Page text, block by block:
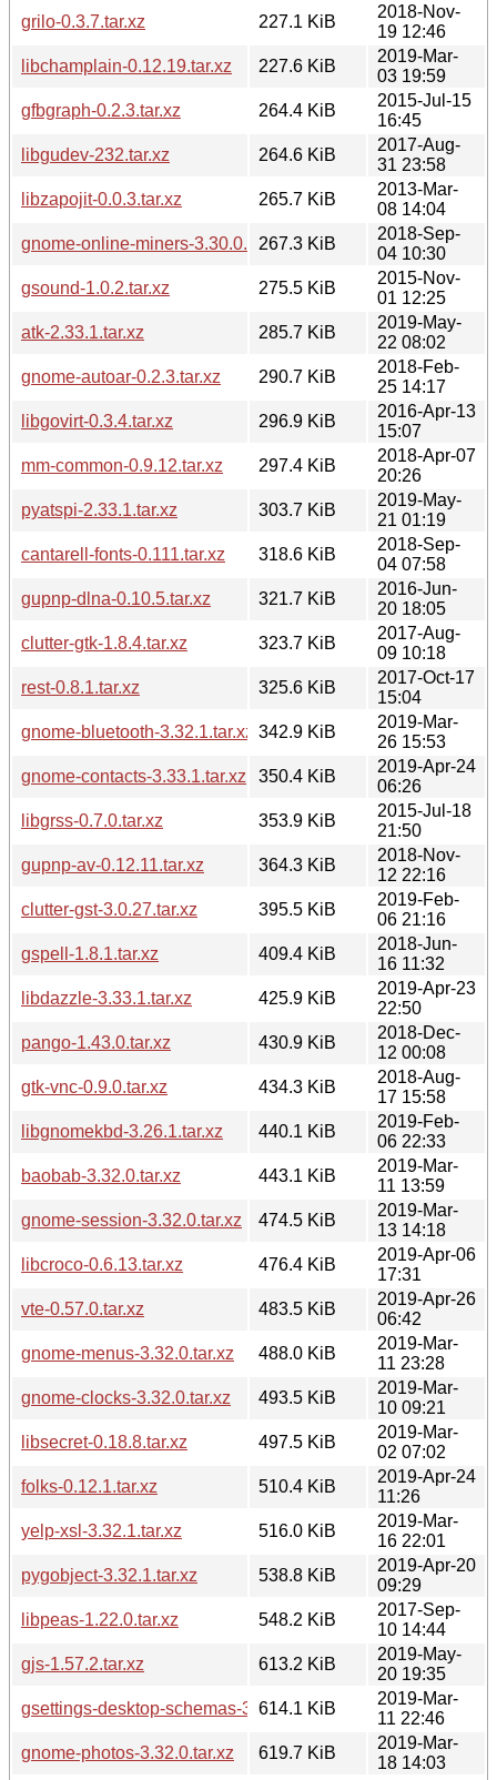
grilo-0.3.7.tar.xz
227.1 KiB
2018-Nov-
19 12:46
libchamplain-0.12.19.tar.xz
227.6 KiB
2019-Mar-
03 19:59
gfbgraph-0.2.3.tar.xz
264.4 KiB
2015-Jul-15
16:45
libgudev-232.tar.xz
264.6 KiB
2017-Aug-
31 23:58
libzapojit-0.0.3.tar.xz
265.7 KiB
2013-Mar-
08 14:04
gnome-online-miners-3.30.0.tar.xz267.3 KiB
2018-Sep-
04 10:30
gsound-1.0.2.tar.xz
275.5 KiB
2015-Nov-
01 12:25
atk-2.33.1.tar.xz
285.7 KiB
2019-May-
22 08:02
gnome-autoar-0.2.3.tar.xz
290.7 KiB
2018-Feb-
25 14:17
libgovirt-0.3.4.tar.xz
296.9 KiB
2016-Apr-13
15:07
mm-common-0.9.12.tar.xz
297.4 KiB
2018-Apr-07
20:26
pyatspi-2.33.1.tar.xz
303.7 KiB
2019-May-
21 01:19
cantarell-fonts-0.111.tar.xz
318.6 KiB
2018-Sep-
04 07:58
gupnp-dlna-0.10.5.tar.xz
321.7 KiB
2016-Jun-
20 18:05
clutter-gtk-1.8.4.tar.xz
323.7 KiB
2017-Aug-
09 10:18
rest-0.8.1.tar.xz
325.6 KiB
2017-Oct-17
15:04
gnome-bluetooth-3.32.1.tar.xz 342.9 KiB
2019-Mar-
26 15:53
gnome-contacts-3.33.1.tar.xz
350.4 KiB
2019-Apr-24
06:26
libgrss-0.7.0.tar.xz
353.9 KiB
2015-Jul-18
21:50
gupnp-av-0.12.11.tar.xz
364.3 KiB
2018-Nov-
12 22:16
clutter-gst-3.0.27.tar.xz
395.5 KiB
2019-Feb-
06 21:16
gspell-1.8.1.tar.xz
409.4 KiB
2018-Jun-
16 11:32
libdazzle-3.33.1.tar.xz
425.9 KiB
2019-Apr-23
22:50
pango-1.43.0.tar.xz
430.9 KiB
2018-Dec-
12 00:08
gtk-vnc-0.9.0.tar.xz
434.3 KiB
2018-Aug-
17 15:58
libgnomekbd-3.26.1.tar.xz
440.1 KiB
2019-Feb-
06 22:33
baobab-3.32.0.tar.xz
443.1 KiB
2019-Mar-
11 13:59
gnome-session-3.32.0.tar.xz
474.5 KiB
2019-Mar-
13 14:18
libcroco-0.6.13.tar.xz
476.4 KiB
2019-Apr-06
17:31
vte-0.57.0.tar.xz
483.5 KiB
2019-Apr-26
06:42
gnome-menus-3.32.0.tar.xz
488.0 KiB
2019-Mar-
11 23:28
gnome-clocks-3.32.0.tar.xz
493.5 KiB
2019-Mar-
10 09:21
libsecret-0.18.8.tar.xz
497.5 KiB
2019-Mar-
02 07:02
folks-0.12.1.tar.xz
510.4 KiB
2019-Apr-24
11:26
yelp-xsl-3.32.1.tar.xz
516.0 KiB
2019-Mar-
16 22:01
pygobject-3.32.1.tar.xz
538.8 KiB
2019-Apr-20
09:29
libpeas-1.22.0.tar.xz
548.2 KiB
2017-Sep-
10 14:44
gjs-1.57.2.tar.xz
613.2 KiB
2019-May-
20 19:35
gsettings-desktop-schemas-3.32.0.tar.xz
614.1 KiB
2019-Mar-
11 22:46
gnome-photos-3.32.0.tar.xz
619.7 KiB
2019-Mar-
18 14:03